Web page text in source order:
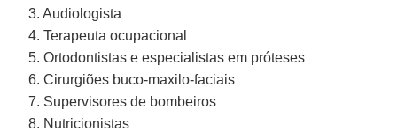
3. Audiologista
4. Terapeuta ocupacional
5. Ortodontistas e especialistas em próteses
6. Cirurgiões buco-maxilo-faciais
7. Supervisores de bombeiros
8. Nutricionistas